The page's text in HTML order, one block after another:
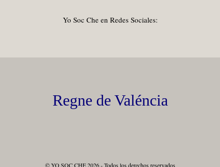
Yo Soc Che en Redes Sociales:
Regne de Valéncia
© YO SOC CHE 2026 - Todos los derechos reservados